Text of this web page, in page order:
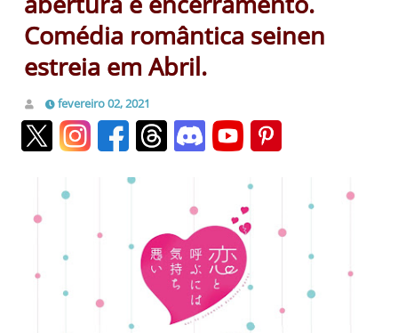
Comédia romântica seinen
estreia em Abril.
fevereiro 02, 2021